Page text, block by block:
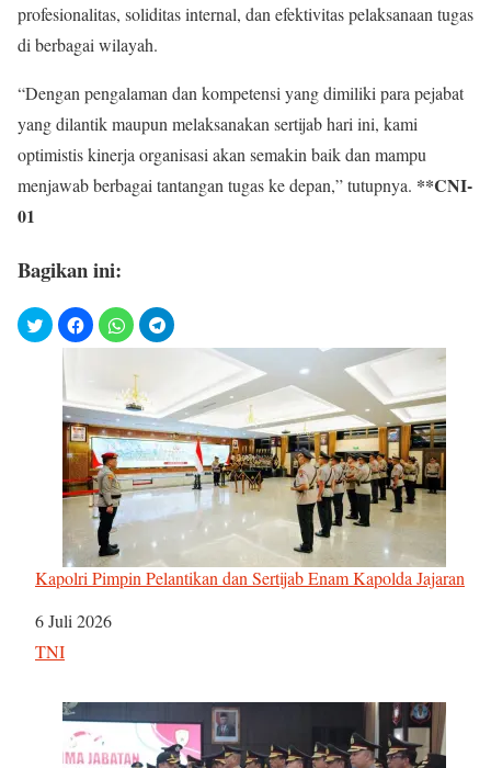
profesionalitas, soliditas internal, dan efektivitas pelaksanaan tugas
di berbagai wilayah.
“Dengan pengalaman dan kompetensi yang dimiliki para pejabat
yang dilantik maupun melaksanakan sertijab hari ini, kami
optimistis kinerja organisasi akan semakin baik dan mampu
menjawab berbagai tantangan tugas ke depan,” tutupnya. **CNI-
01
Bagikan ini:
Kapolri Pimpin Pelantikan dan Sertijab Enam Kapolda Jajaran
Tanggal
6 Juli 2026
Sehubungan dengan
TNI